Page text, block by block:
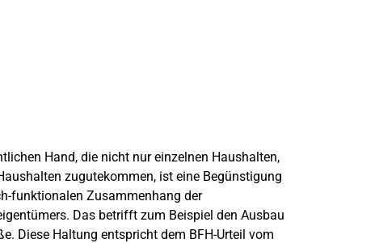
Hand, die nicht nur einzelnen Haushalten,
zugutekommen, ist eine Begünstigung
funktionalen Zusammenhang der
Das betrifft zum Beispiel den Ausbau
Diese Haltung entspricht dem BFH-Urteil vom